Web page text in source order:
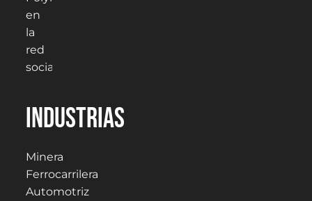
Industrias
Minera
Ferrocarrilera
Automotriz